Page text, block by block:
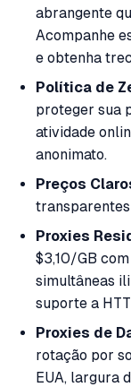
abrangente
Acompanhe
e obtenha
Política de
proteger sua
atividade
anonimato.
Preços
Proxies
$3,10/GB com
simultâneas
suporte a
Proxies de
rotação por
EUA, largura